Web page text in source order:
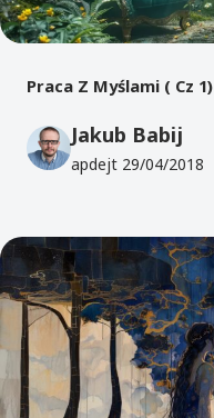
Praca Z Myślami ( Cz 1)
Jakub Babij
apdejt 29/04/2018